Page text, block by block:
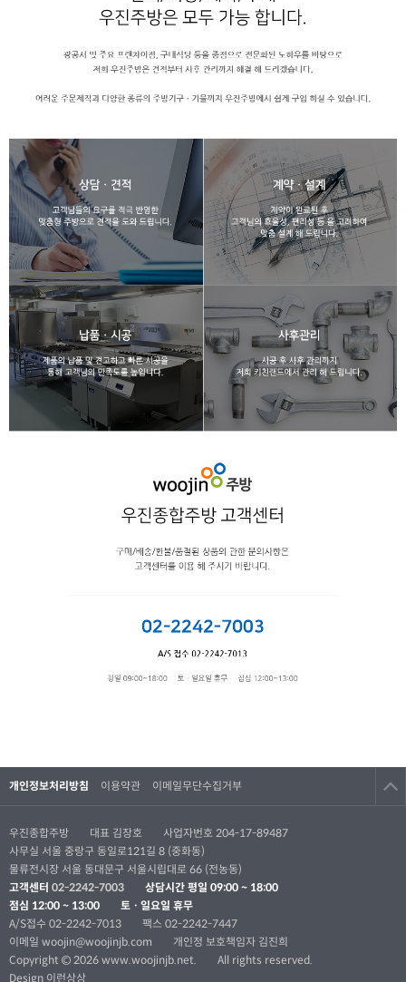
개인정보처리방침 이용약관 이메일무단수집거부
우진종합주방 대표 김장호
사업자번호 204-17-89487
사무실 서울 중랑구 동일로121길 8 (중화동)
물류전시장 서울 동대문구 서울시립대로 66 (전농동)
고객센터 02-2242-7003 상담시간 평일 09:00 ~ 18:00
점심 12:00 ~ 13:00
토ㆍ일요일 휴무
A/S접수 02-2242-7013
팩스 02-2242-7447
이메일 woojin@woojinjb.com
개인정 보호책임자 김진희
Copyright © 2026 www.woojinjb.net.
All rights reserved.
Design 이런상상